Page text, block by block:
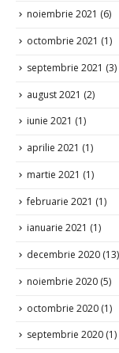
noiembrie 2021 (6)
octombrie 2021 (1)
septembrie 2021 (3)
august 2021 (2)
iunie 2021 (1)
aprilie 2021 (1)
martie 2021 (1)
februarie 2021 (1)
ianuarie 2021 (1)
decembrie 2020 (13)
noiembrie 2020 (5)
octombrie 2020 (1)
septembrie 2020 (1)